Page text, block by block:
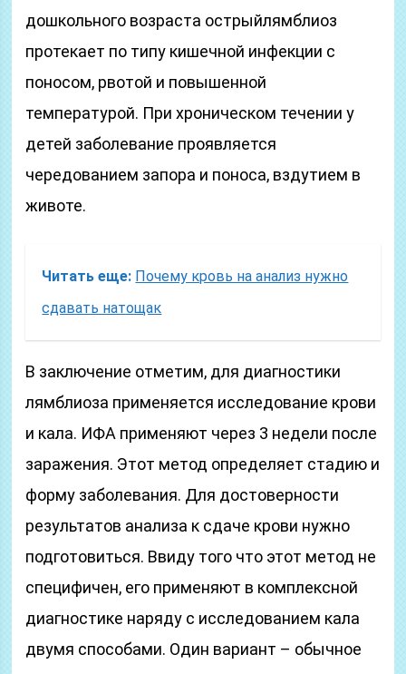
дошкольного возраста острыйлямблиоз
протекает по типу кишечной инфекции с
поносом, рвотой и повышенной
температурой. При хроническом течении у
детей заболевание проявляется
чередованием запора и поноса, вздутием в
животе.
Читать еще: Почему кровь на анализ нужно
сдавать натощак
В заключение отметим, для диагностики
лямблиоза применяется исследование крови
и кала. ИФА применяют через 3 недели после
заражения. Этот метод определяет стадию и
форму заболевания. Для достоверности
результатов анализа к сдаче крови нужно
подготовиться. Ввиду того что этот метод не
специфичен, его применяют в комплексной
диагностике наряду с исследованием кала
двумя способами. Один вариант – обычное